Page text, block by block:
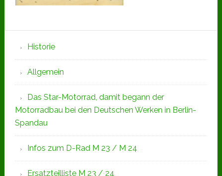
Seitenspalte
Historie
Allgemein
Das Star-Motorrad, damit begann der
Motorradbau bei den Deutschen Werken in Berlin-
Spandau
Infos zum D-Rad M 23 / M 24
Ersatzteilliste M 23 / 24